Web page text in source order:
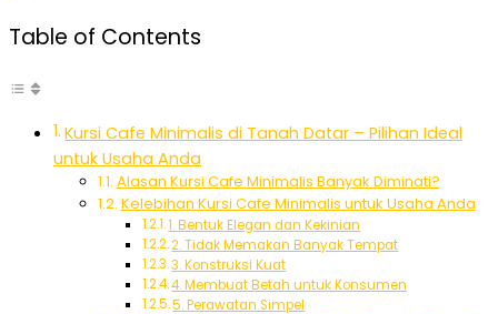
Table of Contents
Kursi Cafe Minimalis di Tanah Datar – Pilihan Ideal
untuk Usaha Anda
Alasan Kursi Cafe Minimalis Banyak Diminati?
Kelebihan Kursi Cafe Minimalis untuk Usaha Anda
1. Bentuk Elegan dan Kekinian
2. Tidak Memakan Banyak Tempat
3. Konstruksi Kuat
4. Membuat Betah untuk Konsumen
5. Perawatan Simpel